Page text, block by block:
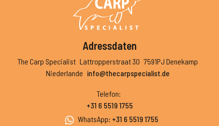
Adressdaten
The Carp Specialist Lattropperstraat 30 7591PJ Denekamp
Niederlande info@thecarpspecialist.de
Telefon:
+31 6 5519 1755
WhatsApp: +31 6 5519 1755